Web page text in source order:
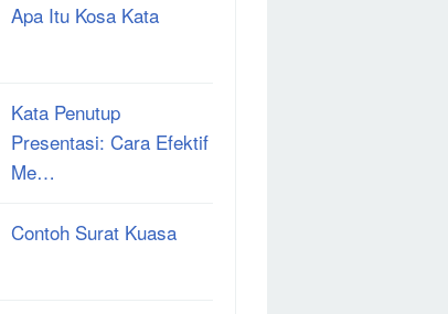
Apa Itu Kosa Kata
Kata Penutup
Presentasi: Cara Efektif
Me…
Contoh Surat Kuasa